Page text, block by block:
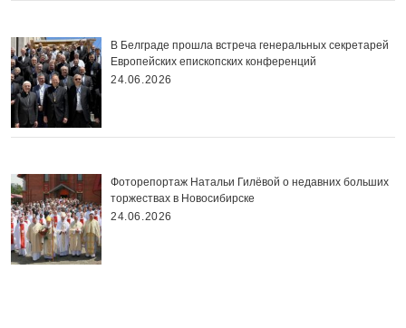
В Белграде прошла встреча генеральных секретарей
Европейских епископских конференций
24.06.2026
Фоторепортаж Натальи Гилёвой о недавних больших
торжествах в Новосибирске
24.06.2026